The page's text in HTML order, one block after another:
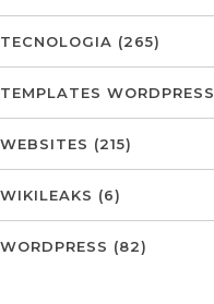
TECNOLOGIA (265)
TEMPLATES WORDPRESS
WEBSITES (215)
WIKILEAKS (6)
WORDPRESS (82)